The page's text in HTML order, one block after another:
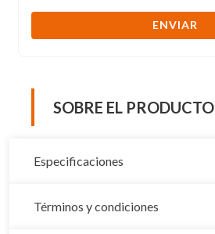
ENVIAR
SOBRE EL PRODUCTO
Especificaciones
Términos y condiciones